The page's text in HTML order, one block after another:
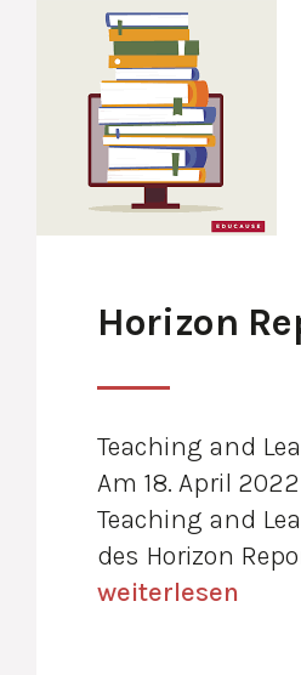
Horizon
Teaching and
Am 18. April
Teaching and
des Horizon
weiterlesen